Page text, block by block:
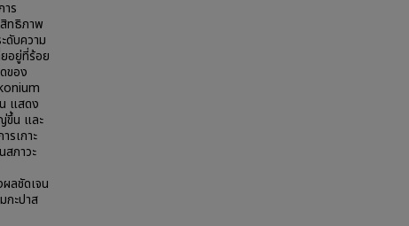
ร
ทธิภาพ
ดับความ
อยู่ที่ร้อย
ของ
แสดง
ขึ้น และ
เกาะ
ภาวะ
ลชัดเจน
กะปาส